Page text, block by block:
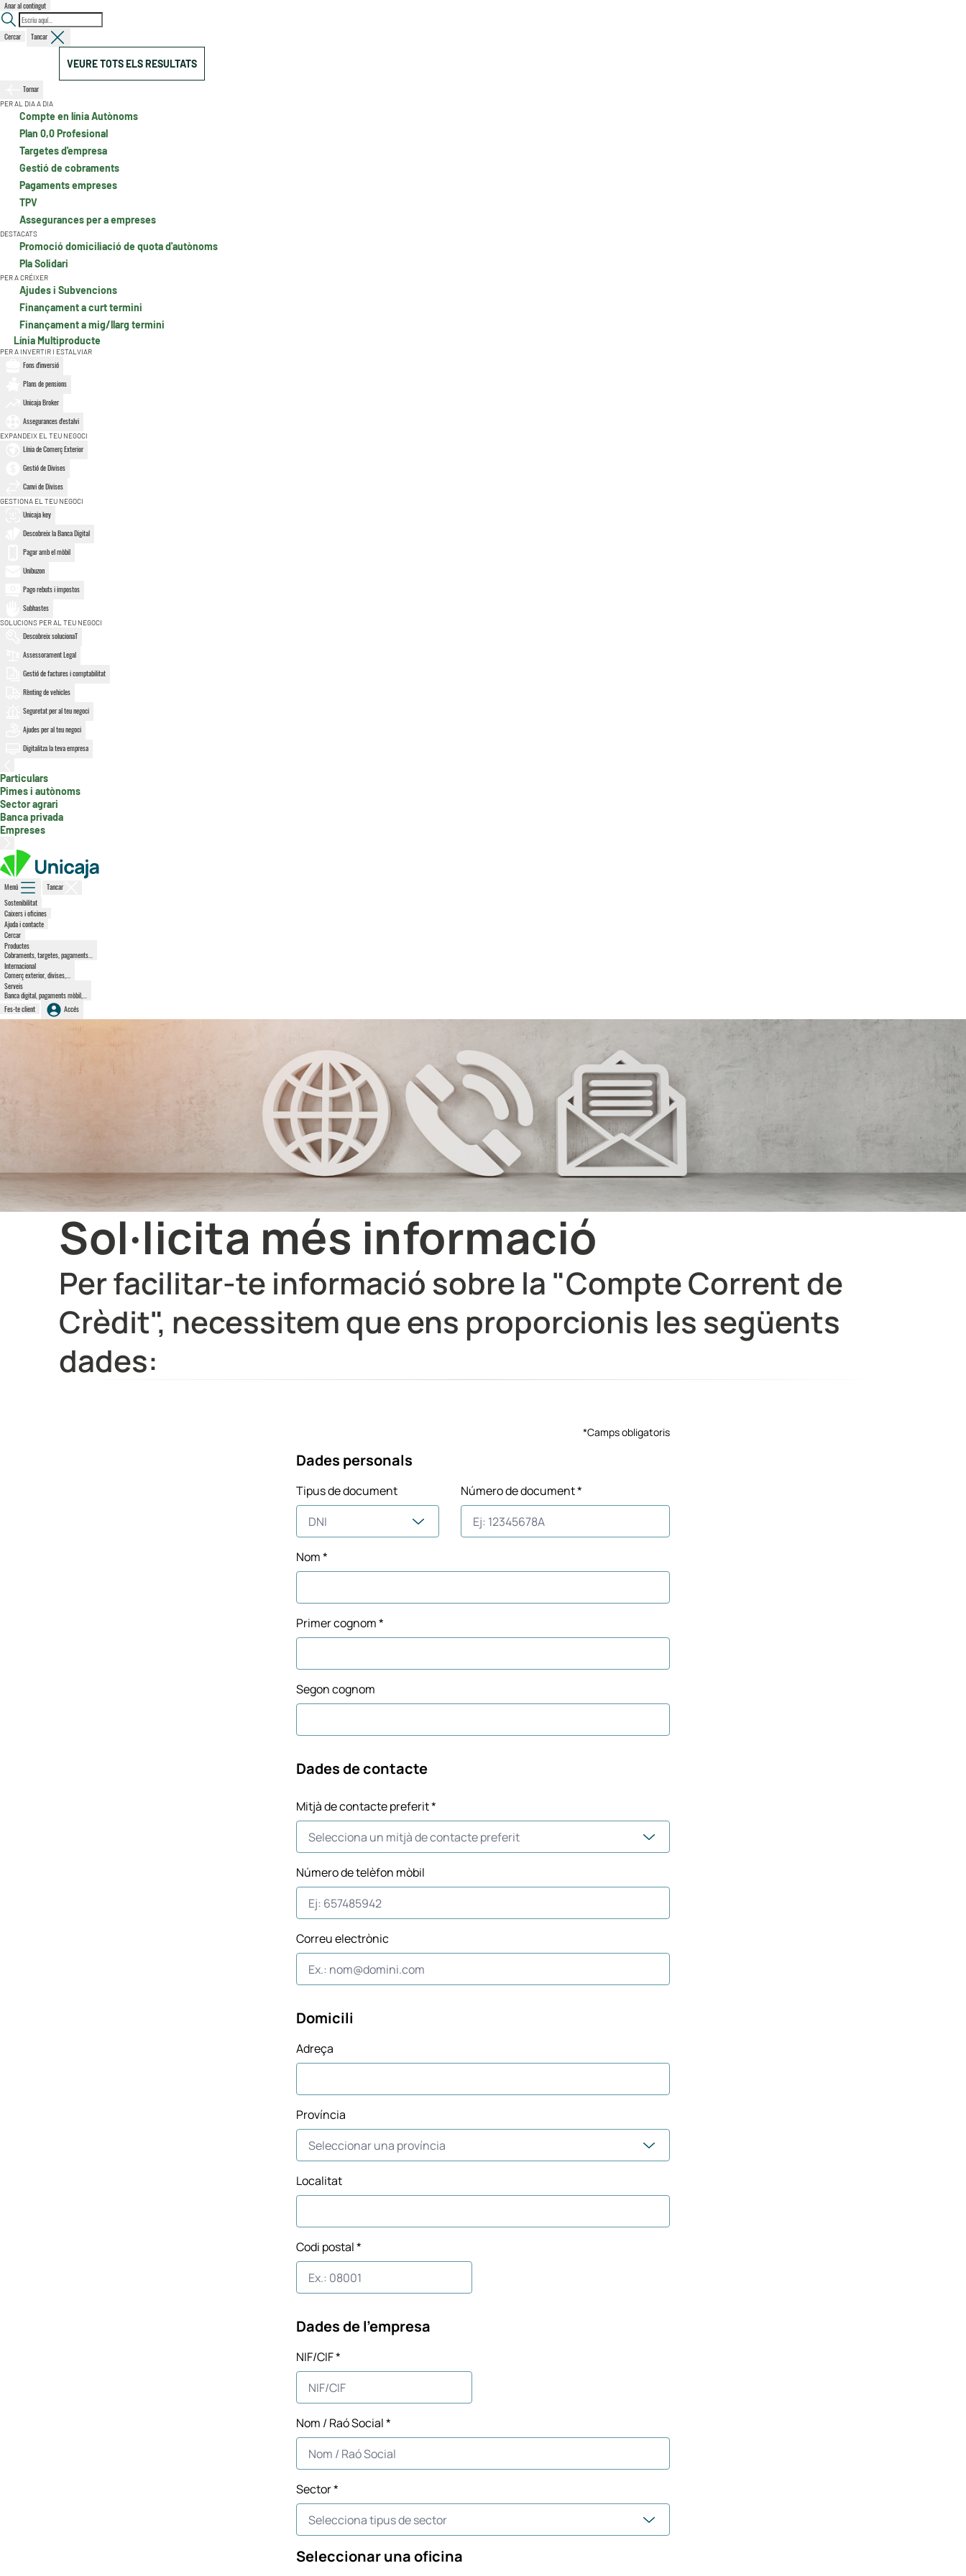
Anar al contingut
Cercar Tancar
VEURE TOTS ELS RESULTATS
Tornar
PER AL DIA A DIA
Compte en línia Autònoms
Plan 0,0 Profesional
Targetes d'empresa
Gestió de cobraments
Pagaments empreses
TPV
Assegurances per a empreses
DESTACATS
Promoció domiciliació de quota d'autònoms
Pla Solidari
PER A CRÉIXER
Ajudes i Subvencions
Finançament a curt termini
Finançament a mig/llarg termini
Línia Multiproducte
PER A INVERTIR I ESTALVIAR
Fons d'inversió
Plans de pensions
Unicaja Broker
Assegurances d'estalvi
EXPANDEIX EL TEU NEGOCI
Línia de Comerç Exterior
Gestió de Divises
Canvi de Divises
GESTIONA EL TEU NEGOCI
Unicaja key
Descobreix la Banca Digital
Pagar amb el mòbil
Unibuzon
Pago rebuts i impostos
Subhastes
SOLUCIONS PER AL TEU NEGOCI
Descobreix solucionaT
Assessorament Legal
Gestió de factures i comptabilitat
Rènting de vehicles
Seguretat per al teu negoci
Ajudes per al teu negoci
Digitalitza la teva empresa
Particulars
Pimes i autònoms, secció activa
Sector agrari
Banca privada
Empreses
Menú
Tancar
Sostenibilitat
Caixers i oficines
Ajuda i contacte
Cercar
Productes
Cobraments, targetes, pagaments...
Internacional
Comerç exterior, divises,...
Serveis
Banca digital, pagaments mòbil,...
Fes-te client
Accés
Sol·licita més informació
Per facilitar-te informació sobre la "Compte Corrent de
Crèdit", necessitem que ens proporcionis les següents
dades:
*Camps obligatoris
Dades personals
Tipus de document Número de document *
Nom *
Primer cognom *
Segon cognom
Dades de contacte
Mitjà de contacte preferit *
Número de telèfon mòbil
Correu electrònic
Domicili
Adreça
Província
Localitat
Codi postal *
Dades de l'empresa
NIF/CIF *
Nom / Raó Social *
Sector *
Seleccionar una oficina